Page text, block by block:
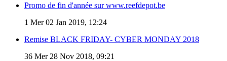
Promo de fin d'année sur www.reefdepot.be
1 Mer 02 Jan 2019, 12:24
Remise BLACK FRIDAY- CYBER MONDAY 2018
36 Mer 28 Nov 2018, 09:21